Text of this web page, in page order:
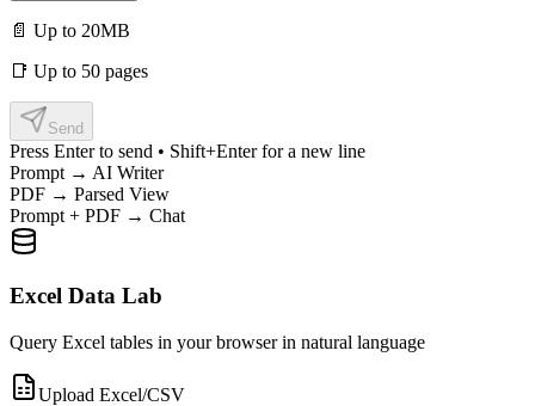
📄 Up to 20MB
📑 Up to 50 pages
Send
Press Enter to send • Shift+Enter for a new line
Prompt → AI Writer
PDF → Parsed View
Prompt + PDF → Chat
Excel Data Lab
Query Excel tables in your browser in natural language
Upload Excel/CSV